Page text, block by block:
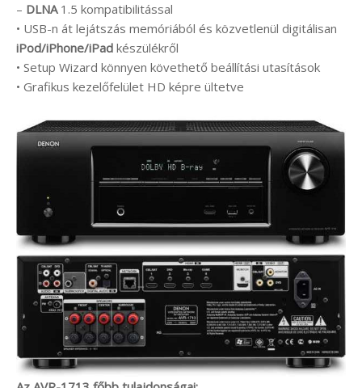
– DLNA1.5 kompatibilitással
• USB-n át lejátszás memóriából és közvetlenül digitálisan
iPod/iPhone/iPad készülékről
• Setup Wizard könnyen követhető beállítási utasítások
• Grafikus kezelőfelület HD képre ültetve